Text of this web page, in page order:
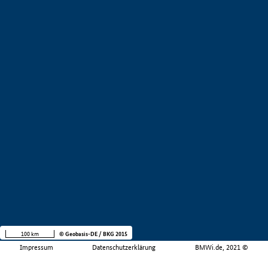
Impressum Datenschutzerklärung BMWi.de, 2021 ©
100 km © Geobasis-DE / BKG 2015